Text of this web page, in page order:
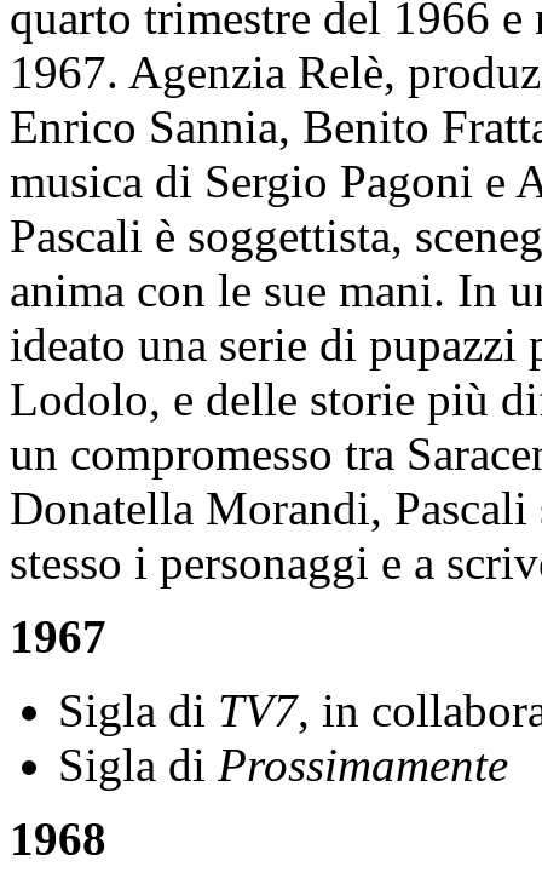
quarto trimestre del 1966
1967. Agenzia Relè,
Enrico Sannia, Benito
musica di Sergio Pagoni e
Pascali è soggettista,
anima con le sue mani. In
ideato una serie di pupazzi
Lodolo, e delle storie più
un compromesso tra
Donatella Morandi,
stesso i personaggi e a
1967
Sigla di TV7, in
Sigla di Prossimamente
1968